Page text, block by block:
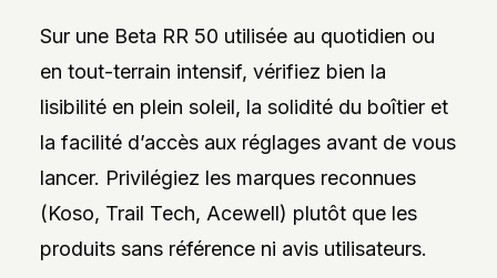
Sur une Beta RR 50 utilisée au quotidien ou
en tout-terrain intensif, vérifiez bien la
lisibilité en plein soleil, la solidité du boîtier et
la facilité d’accès aux réglages avant de vous
lancer. Privilégiez les marques reconnues
(Koso, Trail Tech, Acewell) plutôt que les
produits sans référence ni avis utilisateurs.